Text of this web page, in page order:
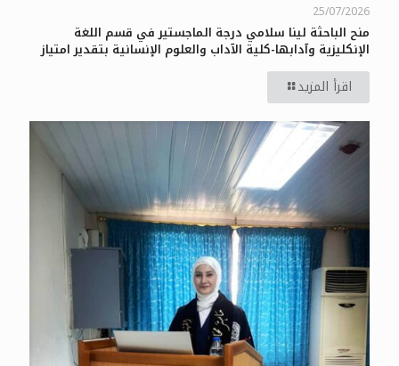
25/07/2026
منح الباحثة لينا سلامي درجة الماجستير في قسم اللغة
الإنكليزية وآدابها-كلية الآداب والعلوم الإنسانية بتقدير امتياز
اقرأ المزيد